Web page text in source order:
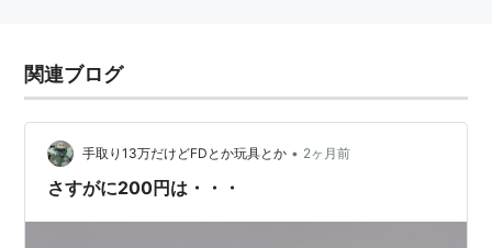
『ポケットモンスター』シリーズに登場するキャラクタ
ーの一人。
第1世代『赤・緑』『青』『ピカチュウ』ではカントー
地方のポケモンリーグ四天王の4番手を担当し、第2世
関連ブログ
手取り13万だけどFDとか玩具とか • 2ヶ月前
さすがに200円は・・・